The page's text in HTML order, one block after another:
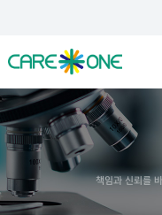
책임과 신뢰를